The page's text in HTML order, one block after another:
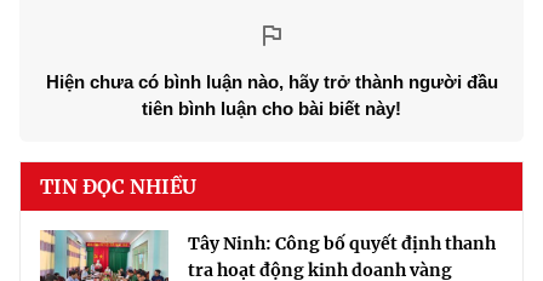
Hiện chưa có bình luận nào, hãy trở thành người đầu
tiên bình luận cho bài biết này!
TIN ĐỌC NHIỀU
Tây Ninh: Công bố quyết định thanh
tra hoạt động kinh doanh vàng